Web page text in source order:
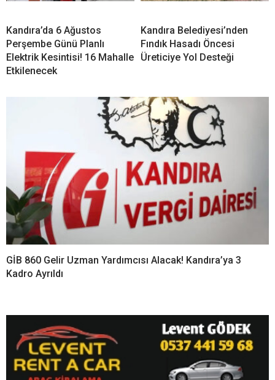
Kandıra’da 6 Ağustos
Perşembe Günü Planlı
Elektrik Kesintisi! 16 Mahalle
Etkilenecek
Kandıra Belediyesi’nden
Fındık Hasadı Öncesi
Üreticiye Yol Desteği
GİB 860 Gelir Uzman Yardımcısı Alacak! Kandıra’ya 3
Kadro Ayrıldı